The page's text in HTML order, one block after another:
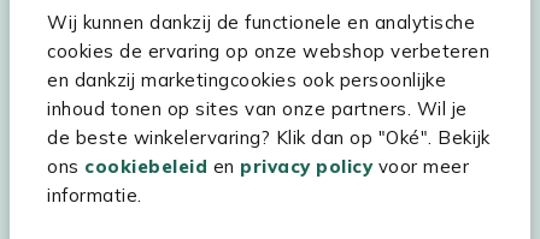
Wij kunnen dankzij de functionele en analytische
cookies de ervaring op onze webshop verbeteren
en dankzij marketingcookies ook persoonlijke
inhoud tonen op sites van onze partners. Wil je
de beste winkelervaring? Klik dan op "Oké". Bekijk
ons cookiebeleid en privacy policyvoor meer
informatie.
Hulp & service
Assortiment
Kees Smit Tuinmeubelen